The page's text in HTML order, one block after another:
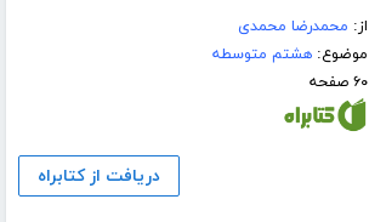
از: محمدرضا محمدی
موضوع:هشتم متوسطه
۶۰ صفحه
دریافت از کتابراه